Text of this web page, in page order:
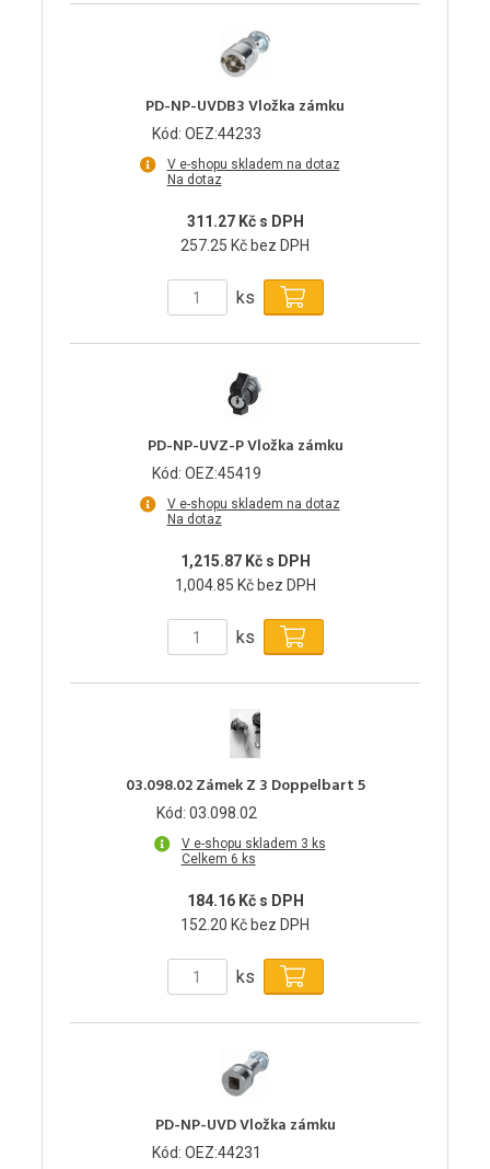
PD-NP-UVDB3 Vložka zámku
Kód: OEZ:44233
V e-shopu skladem na dotaz
Na dotaz
311.27 Kč s DPH
257.25 Kč bez DPH
ks
PD-NP-UVZ-P Vložka zámku
Kód: OEZ:45419
V e-shopu skladem na dotaz
Na dotaz
1,215.87 Kč s DPH
1,004.85 Kč bez DPH
ks
03.098.02 Zámek Z 3 Doppelbart 5
Kód: 03.098.02
V e-shopu skladem 3 ks
Celkem 6 ks
184.16 Kč s DPH
152.20 Kč bez DPH
ks
PD-NP-UVD Vložka zámku
Kód: OEZ:44231